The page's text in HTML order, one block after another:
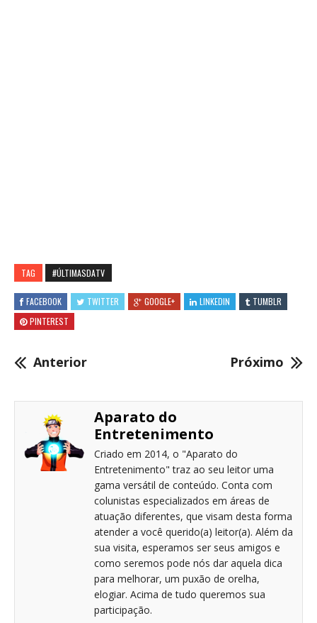
TAG #ÚLTIMASDATV
FACEBOOK TWITTER GOOGLE+ LINKEDIN
TUMBLR
PINTEREST
Anterior Próximo
Aparato do
Entretenimento
Criado em 2014, o "Aparato do
Entretenimento" traz ao seu leitor uma
gama versátil de conteúdo. Conta com
colunistas especializados em áreas de
atuação diferentes, que visam desta forma
atender a você querido(a) leitor(a). Além da
sua visita, esperamos ser seus amigos e
como seremos pode nós dar aquela dica
para melhorar, um puxão de orelha,
elogiar. Acima de tudo queremos sua
participação.